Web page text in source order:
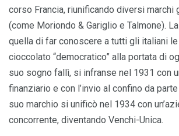
corso Francia, riunificando diversi marchi
(come Moriondo & Gariglio e Talmone).
quella di far conoscere a tutti gli italiani
cioccolato “democratico” alla portata di
suo sogno fallì, si infranse nel 1931 con
finanziario e con l’invio al confino da
suo marchio si unificò nel 1934 con
concorrente, diventando Venchi-Unica.